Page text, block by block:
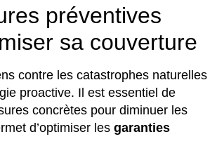
préventives
sa couverture
contre les catastrophes naturelles
proactive. Il est essentiel de
concrètes pour diminuer les
d’optimiser les garanties